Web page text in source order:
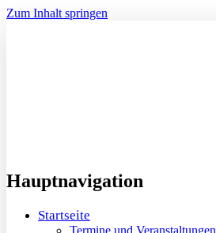
Zum Inhalt springen
Hauptnavigation
Startseite
Termine und Veranstaltungen